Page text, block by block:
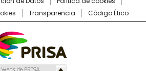
Transparencia Código Ético